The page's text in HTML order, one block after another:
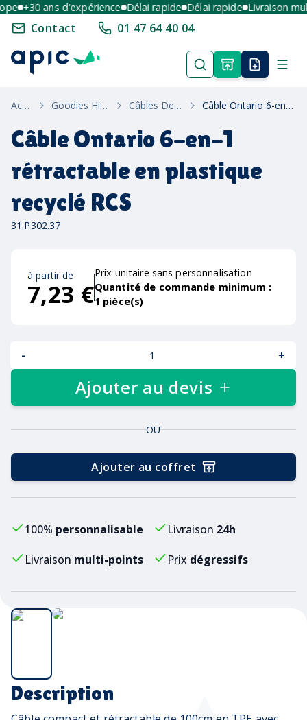
+30 ans d'expérience Délai rapide Délai rapide Livraison
Contact 01 47 64 40 04
Accueil Goodies High-Tech Câbles De Charge Câble Ontario 6-en-1 rétractable en plastique recyclé RCS
Description
Câble Ontario 6-en-1
rétractable en plastique
recyclé RCS
31.P302.37
à partir de
7,23 €
Prix unitaire sans personnalisation
Quantité de commande minimum :
1 pièce(s)
- +
Ajouter au devis
OU
Ajouter au coffret
100% personnalisable Livraison 24h
Livraison multi-points Prix dégressifs